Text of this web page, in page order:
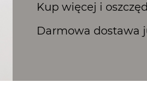
Kup więcej i
Darmowa dostawa